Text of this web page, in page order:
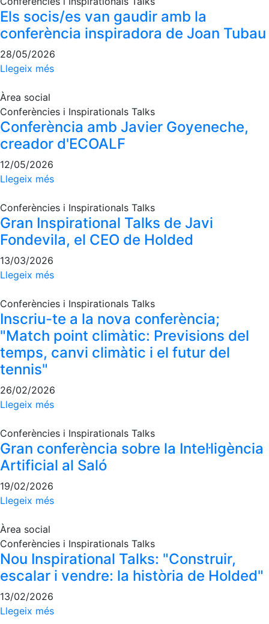
professionals
Competicions
Social de
Tennis
Quadres
de Joc
Quadre
d'Honor
Històric
del
Campionat
Fotos
Normativa
Pàdel
Escola de
Campionat
Social Pàdel
Quadres
de joc
Quadre
d'Honor
Històric
Social
Normativa
Altres esports
Activitats
Socials
Sortides
culturals
Conferències
Els socis/es van gaudir amb la
conferència inspiradora de Joan Tubau
28/05/2026
Llegeix més
Àrea social
Conferències i Inspirationals Talks
Conferència amb Javier Goyeneche,
creador d'ECOALF
12/05/2026
Llegeix més
Conferències i Inspirationals Talks
Gran Inspirational Talks de Javi
Fondevila, el CEO de Holded
13/03/2026
Llegeix més
Conferències i Inspirationals Talks
Inscriu-te a la nova conferència;
"Match point climàtic: Previsions del
temps, canvi climàtic i el futur del
tennis"
26/02/2026
Llegeix més
Conferències i Inspirationals Talks
Gran conferència sobre la Intel·ligència
Artificial al Saló
19/02/2026
Llegeix més
Àrea social
Conferències i Inspirationals Talks
Nou Inspirational Talks: "Construir,
escalar i vendre: la història de Holded"
13/02/2026
Llegeix més